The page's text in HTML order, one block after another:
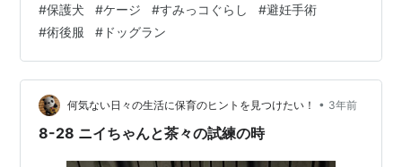
です。 鳴くことが相変わらずないのですが、先日の明け
方初めて「ワンワン」と鳴きました。部屋で寝ていたの
ですが、声に気づいたクロミが「にゃ！！」と教えてく
れました。それ以降は鳴くことはありませんが、徐々に
イタズラをしたり、Guoぱんだと鬼ごっこをしたりする
ようになっています。 GWには、ユミ…
#保護犬 #ケージ #すみっコぐらし #避妊手術
#術後服 # ドッグラン
何気ない日々の生活に保育のヒントを見つけたい！ • 3年前
8-28 ニイちゃんと茶々の試練の時